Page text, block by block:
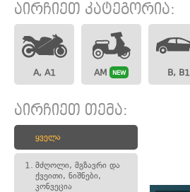
აირჩიეთ კატეგორია:
A, A1 AM NEW B, B1
აირჩიეთ თემა:
ყველა
1. მძღოლი, მგზავრი და
ქვეითი, ნიშნები,
კონვეცია